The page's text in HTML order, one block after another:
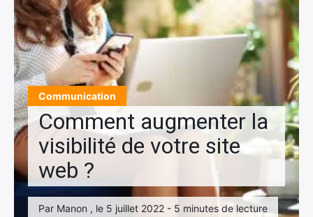
Communication
Comment augmenter la
visibilité de votre site
web ?
Par Manon , le 5 juillet 2022 - 5 minutes de lecture